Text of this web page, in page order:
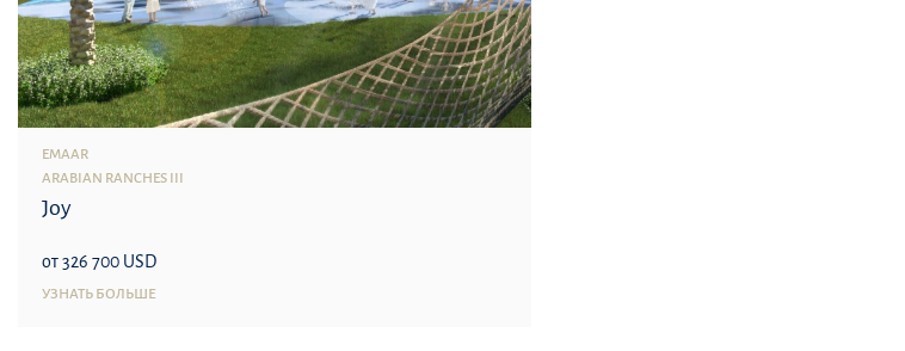
EMAAR
ARABIAN RANCHES III
Joy
от 326 700 USD
УЗНАТЬ БОЛЬШЕ